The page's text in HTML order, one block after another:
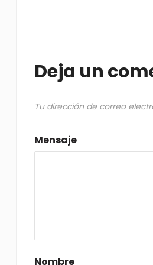
Deja un
Tu dirección de correo
Mensaje
Nombre